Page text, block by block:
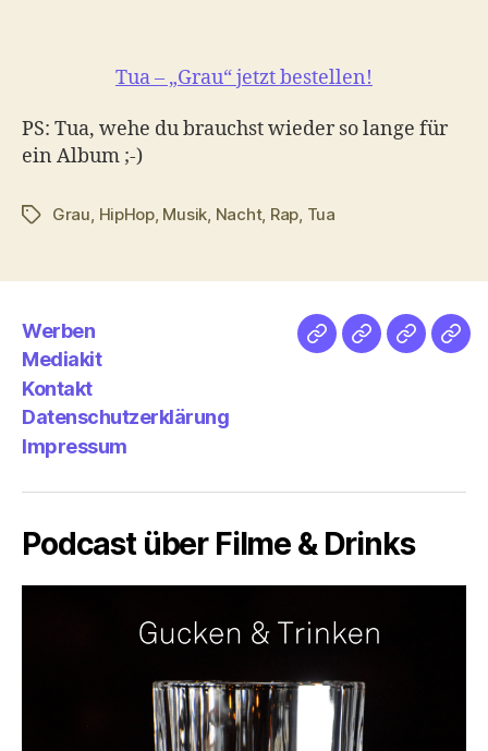
Tua – „Grau“ jetzt bestellen!
PS: Tua, wehe du brauchst wieder so lange für
ein Album ;-)
Schlagwörter
Grau, HipHop, Musik, Nacht, Rap, Tua
Werben
Mediakit
Kontakt
Datenschutzerklärung
Impressum
NetzMedien
Podcast über Filme & Drinks